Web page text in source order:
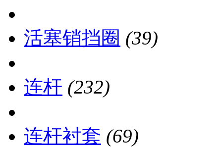
活塞销挡圈 (39)
连杆 (232)
连杆衬套 (69)